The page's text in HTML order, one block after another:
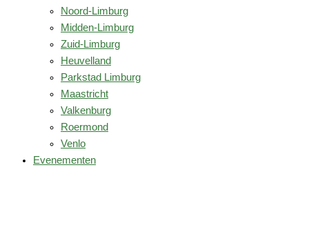
Noord-Limburg
Midden-Limburg
Zuid-Limburg
Heuvelland
Parkstad Limburg
Maastricht
Valkenburg
Roermond
Venlo
Evenementen